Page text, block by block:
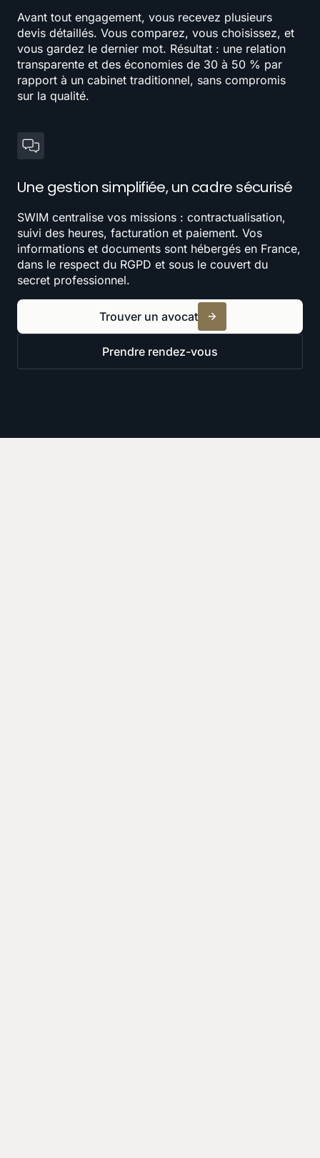
Avant tout engagement, vous recevez plusieurs
devis détaillés. Vous comparez, vous choisissez, et
vous gardez le dernier mot. Résultat : une relation
transparente et des économies de 30 à 50 % par
rapport à un cabinet traditionnel, sans compromis
sur la qualité.
Une gestion simplifiée, un cadre sécurisé
SWIM centralise vos missions : contractualisation,
suivi des heures, facturation et paiement. Vos
informations et documents sont hébergés en France,
dans le respect du RGPD et sous le couvert du
secret professionnel.
Trouver un avocat
Prendre rendez-vous